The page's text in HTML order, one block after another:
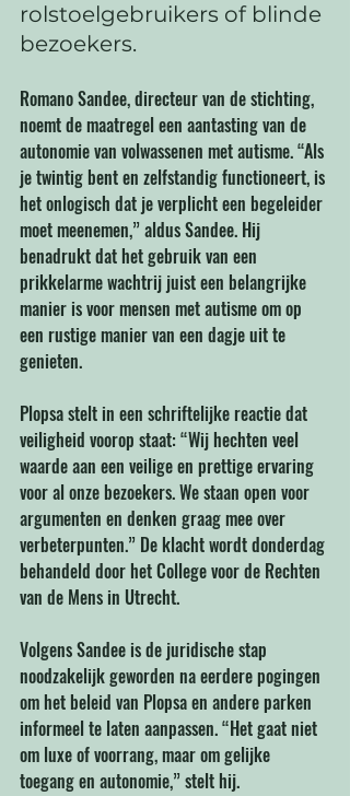
rolstoelgebruikers of blinde
bezoekers.
Romano Sandee, directeur van de stichting,
noemt de maatregel een aantasting van de
autonomie van volwassenen met autisme. “Als
je twintig bent en zelfstandig functioneert, is
het onlogisch dat je verplicht een begeleider
moet meenemen,” aldus Sandee. Hij
benadrukt dat het gebruik van een
prikkelarme wachtrij juist een belangrijke
manier is voor mensen met autisme om op
een rustige manier van een dagje uit te
genieten.
Plopsa stelt in een schriftelijke reactie dat
veiligheid voorop staat: “Wij hechten veel
waarde aan een veilige en prettige ervaring
voor al onze bezoekers. We staan open voor
argumenten en denken graag mee over
verbeterpunten.” De klacht wordt donderdag
behandeld door het College voor de Rechten
van de Mens in Utrecht.
Volgens Sandee is de juridische stap
noodzakelijk geworden na eerdere pogingen
om het beleid van Plopsa en andere parken
informeel te laten aanpassen. “Het gaat niet
om luxe of voorrang, maar om gelijke
toegang en autonomie,” stelt hij.